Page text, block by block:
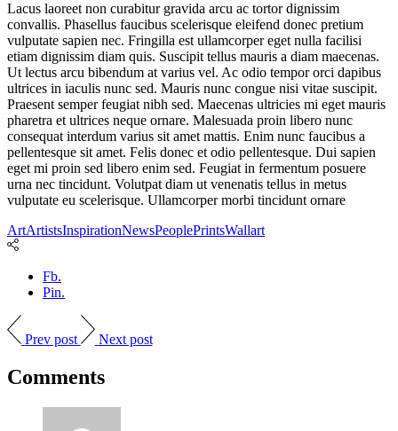
Lacus laoreet non curabitur gravida arcu ac tortor dignissim
convallis. Phasellus faucibus scelerisque eleifend donec pretium
vulputate sapien nec. Fringilla est ullamcorper eget nulla facilisi
etiam dignissim diam quis. Suscipit tellus mauris a diam maecenas.
Ut lectus arcu bibendum at varius vel. Ac odio tempor orci dapibus
ultrices in iaculis nunc sed. Mauris nunc congue nisi vitae suscipit.
Praesent semper feugiat nibh sed. Maecenas ultricies mi eget mauris
pharetra et ultrices neque ornare. Malesuada proin libero nunc
consequat interdum varius sit amet mattis. Enim nunc faucibus a
pellentesque sit amet. Felis donec et odio pellentesque. Dui sapien
eget mi proin sed libero enim sed. Feugiat in fermentum posuere
urna nec tincidunt. Volutpat diam ut venenatis tellus in metus
vulputate eu scelerisque. Ullamcorper morbi tincidunt ornare
ArtArtistsInspirationNewsPeoplePrintsWallart
Fb.
Pin.
Prev post Next post
Comments